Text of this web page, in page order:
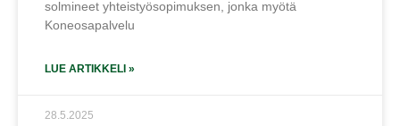
solmineet yhteistyösopimuksen, jonka myötä
Koneosapalvelu
LUE ARTIKKELI »
28.5.2025